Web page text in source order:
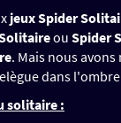
jeux Spider
ou Spider
. Mais nous
dans
solitaire :